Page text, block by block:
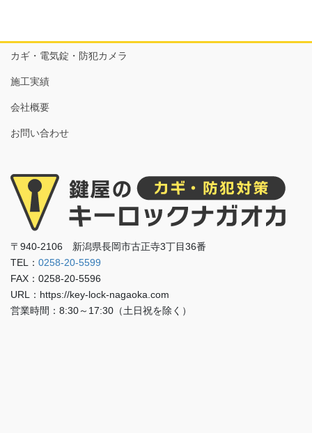
カギ・電気錠・防犯カメラ
施工実績
会社概要
お問い合わせ
〒940-2106 新潟県長岡市古正寺3丁目36番
TEL： 0258-20-5599
FAX：0258-20-5596
URL：https://key-lock-nagaoka.com
営業時間：8:30～17:30（土日祝を除く）